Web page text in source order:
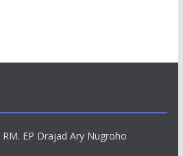
RM. EP Drajad Ary Nugroho